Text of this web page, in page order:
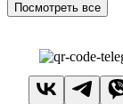
Посмотреть все